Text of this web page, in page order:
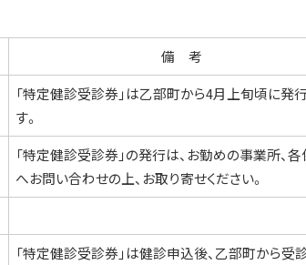
備 考
「特定健診受診券」は乙部町から4月上旬頃に発
す。
「特定健診受診券」の発行は、お勤めの事業所、
へお問い合わせの上、お取り寄せください。
「特定健診受診券」は健診申込後、乙部町から受